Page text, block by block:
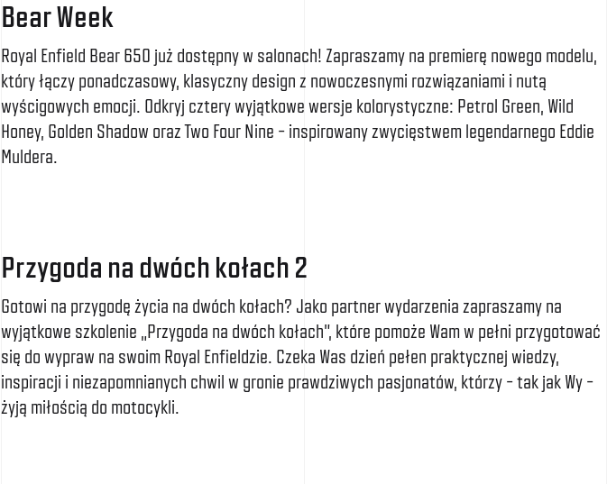
Bear Week
Royal Enfield Bear 650 już dostępny w salonach! Zapraszamy na premierę nowego modelu,
który łączy ponadczasowy, klasyczny design z nowoczesnymi rozwiązaniami i nutą
wyścigowych emocji. Odkryj cztery wyjątkowe wersje kolorystyczne: Petrol Green, Wild
Honey, Golden Shadow oraz Two Four Nine – inspirowany zwycięstwem legendarnego Eddie
Muldera.
Przygoda na dwóch kołach 2
Gotowi na przygodę życia na dwóch kołach? Jako partner wydarzenia zapraszamy na
wyjątkowe szkolenie „Przygoda na dwóch kołach”, które pomoże Wam w pełni przygotować
się do wypraw na swoim Royal Enfieldzie. Czeka Was dzień pełen praktycznej wiedzy,
inspiracji i niezapomnianych chwil w gronie prawdziwych pasjonatów, którzy – tak jak Wy –
żyją miłością do motocykli.